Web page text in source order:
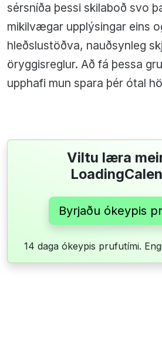
sérsníða þessi skilaboð svo
mikilvægar upplýsingar eins
hleðslustöðva, nauðsynleg
öryggisreglur. Að fá þessa
upphafi mun spara þér ótal
Viltu læra
Byrjaðu ókeypis
14 daga ókeypis prufutími.